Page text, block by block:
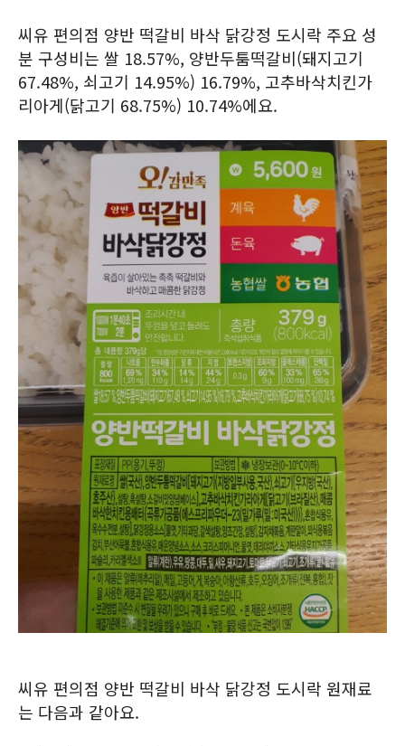
씨유 편의점 양반 떡갈비 바삭 닭강정 도시락 주요 성
분 구성비는 쌀 18.57%, 양반두툼떡갈비(돼지고기
67.48%, 쇠고기 14.95%) 16.79%, 고추바삭치킨가
리아게(닭고기 68.75%) 10.74%에요.
씨유 편의점 양반 떡갈비 바삭 닭강정 도시락 원재료
는 다음과 같아요.